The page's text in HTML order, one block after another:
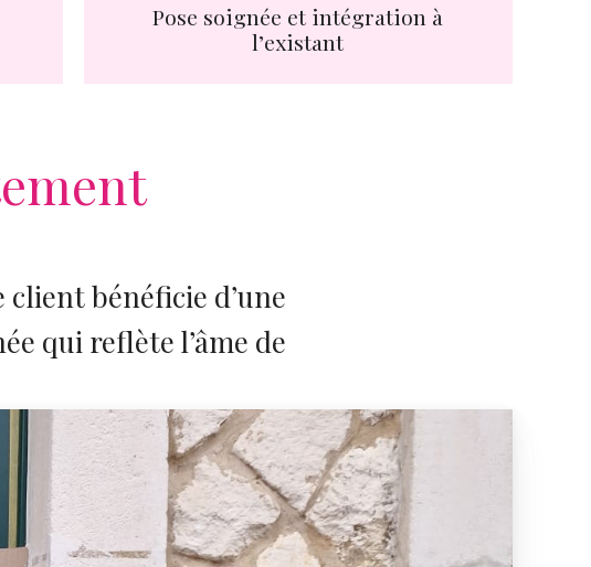
Pose soignée et intégration à
l’existant
bénéficie d’une
qui reflète l’âme de